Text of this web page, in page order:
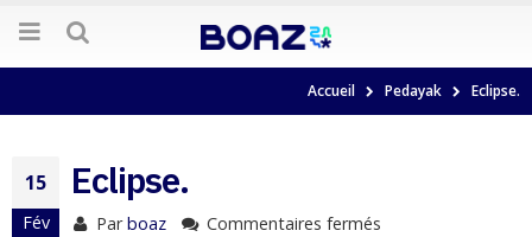
Accueil Pedayak Eclipse.
15
Fév
Eclipse.
Parboaz Commentaires fermés